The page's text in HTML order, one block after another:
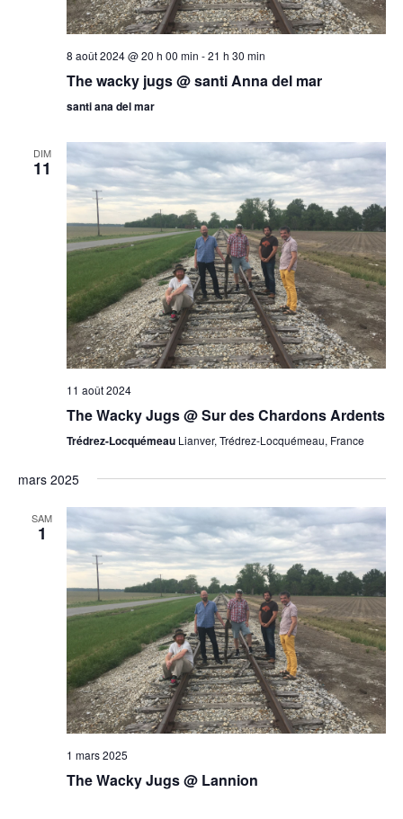
8 août 2024 @ 20 h 00 min -21 h 30 min
The wacky jugs @ santi Anna del mar
santi ana del mar
DIM
11
11 août 2024
The Wacky Jugs @ Sur des Chardons Ardents
Trédrez-Locquémeau Lianver, Trédrez-Locquémeau, France
mars 2025
SAM
1
1 mars 2025
The Wacky Jugs @ Lannion